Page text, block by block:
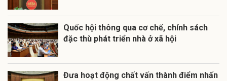
Quốc hội thông qua cơ chế, chính sách
đặc thù phát triển nhà ở xã hội
Đưa hoạt động chất vấn thành điểm nhấn